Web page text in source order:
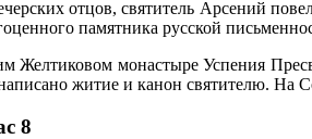
от­цов, свя­ти­тель Ар­се­ний
па­мят­ни­ка рус­ской
Жел­ти­ко­вом мо­на­сты­ре Успе­ния
жи­тие и ка­нон свя­ти­те­лю. На
8